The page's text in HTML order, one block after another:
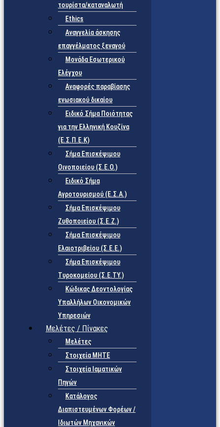
τουρίστα/καταναλωτή
Ethics
Αναγγελία άσκησης
επαγγέλματος ξεναγού
Μονάδα Εσωτερικού
Ελέγχου
Αναφορές παραβίασης
ενωσιακού δικαίου
Ειδικό Σήμα Ποιότητας
για την Ελληνική Κουζίνα
(Ε.Σ.Π.Ε.Κ)
Σήμα Επισκέψιμου
Οινοποιείου (Σ.Ε.Ο.)
Ειδικό Σήμα
Αγροτουρισμού (Ε.Σ.Α.)
Σήμα Επισκέψιμου
Ζυθοποιείου (Σ.Ε.Ζ.)
Σήμα Επισκέψιμου
Ελαιοτριβείου (Σ.Ε.Ε.)
Σήμα Επισκέψιμου
Τυροκομείου (Σ.Ε.TY.)
Κώδικας Δεοντολογίας
Υπαλλήλων Οικονομικών
Υπηρεσιών
Μελέτες / Πίνακες
Μελέτες
Στοιχεία ΜΗΤΕ
Στοιχεία Ιαματικών
Πηγών
Κατάλογος
Διαπιστευμένων Φορέων /
Ιδιωτών Μηχανικών